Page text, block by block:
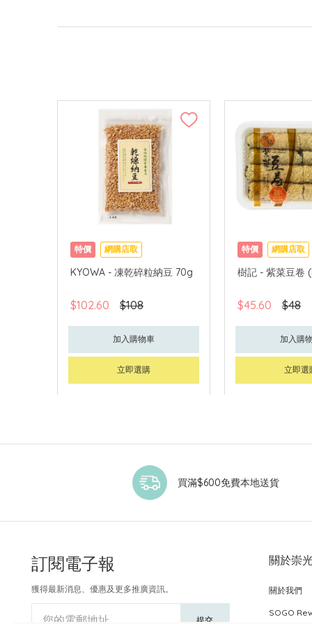
特價 網購店取
KYOWA - 凍乾碎粒納豆 70g
$102.60 $108
加入購物車
立即選購
特價 網購店取
樹記 - 紫菜豆卷
$45.60 $48
加入購
立即選
買滿$600免費本地送貨
訂閱電子報
獲得最新消息、優惠及更多推廣資訊。
您的電郵地址 提交
關於崇
關於我們
SOGO